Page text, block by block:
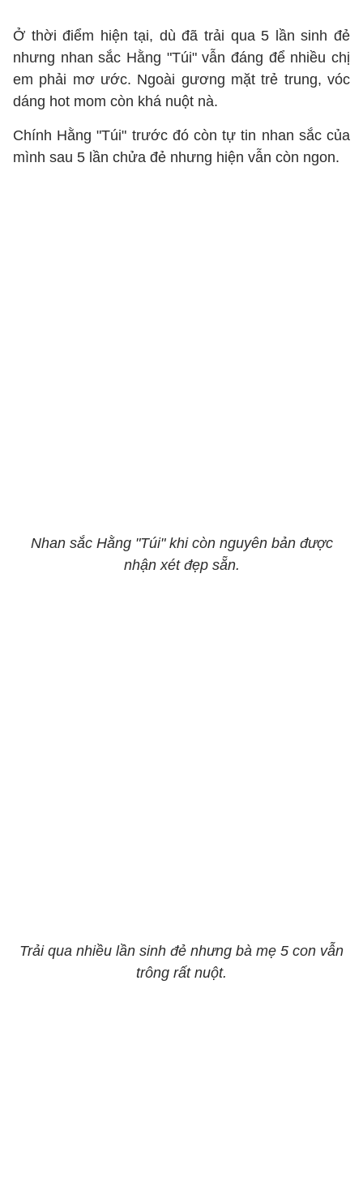
Ở thời điểm hiện tại, dù đã trải qua 5 lần sinh đẻ
nhưng nhan sắc Hằng "Túi" vẫn đáng để nhiều chị
em phải mơ ước. Ngoài gương mặt trẻ trung, vóc
dáng hot mom còn khá nuột nà.
Chính Hằng "Túi" trước đó còn tự tin nhan sắc của
mình sau 5 lần chửa đẻ nhưng hiện vẫn còn ngon.
Nhan sắc Hằng "Túi" khi còn nguyên bản được
nhận xét đẹp sẵn.
Trải qua nhiều lần sinh đẻ nhưng bà mẹ 5 con vẫn
trông rất nuột.